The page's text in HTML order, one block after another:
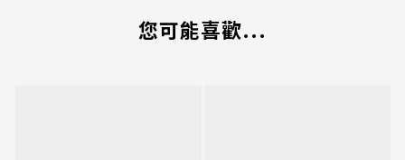
您可能喜歡...